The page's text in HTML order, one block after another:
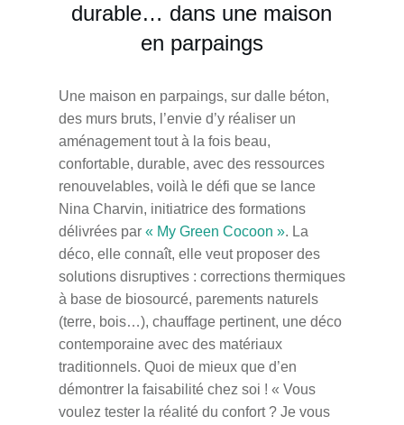
durable… dans une maison
en parpaings
Une maison en parpaings, sur dalle béton,
des murs bruts, l’envie d’y réaliser un
aménagement tout à la fois beau,
confortable, durable, avec des ressources
renouvelables, voilà le défi que se lance
Nina Charvin, initiatrice des formations
délivrées par « My Green Cocoon ». La
déco, elle connaît, elle veut proposer des
solutions disruptives : corrections thermiques
à base de biosourcé, parements naturels
(terre, bois…), chauffage pertinent, une déco
contemporaine avec des matériaux
traditionnels. Quoi de mieux que d’en
démontrer la faisabilité chez soi ! « Vous
voulez tester la réalité du confort ? Je vous